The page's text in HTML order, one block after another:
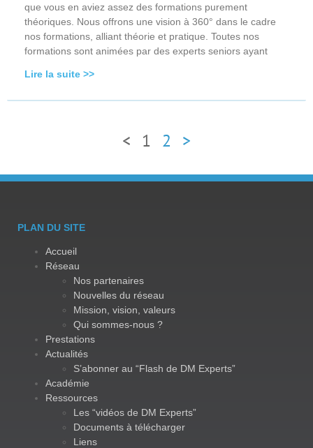
que vous en aviez assez des formations purement
théoriques. Nous offrons une vision à 360° dans le cadre
nos formations, alliant théorie et pratique. Toutes nos
formations sont animées par des experts seniors ayant
Lire la suite >>
< 1 2 >
PLAN DU SITE
Accueil
Réseau
Nos partenaires
Nouvelles du réseau
Mission, vision, valeurs
Qui sommes-nous ?
Prestations
Actualités
S’abonner au “Flash de DM Experts”
Académie
Ressources
Les “vidéos de DM Experts”
Documents à télécharger
Liens